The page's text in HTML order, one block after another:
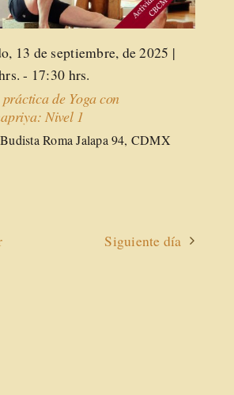
13 de septiembre, de 2025 |
- 17:30 hrs.
de Yoga con
Nivel 1
RomaJalapa 94, CDMX
Siguiente día